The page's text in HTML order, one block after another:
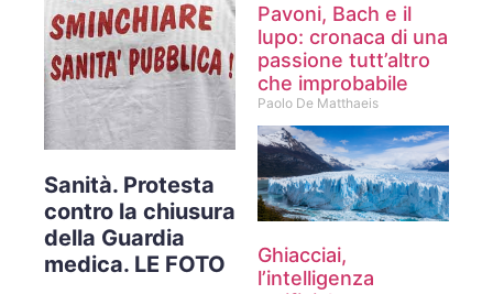
Sanità. Protesta
contro la chiusura
della Guardia
medica. LE FOTO
Pavoni, Bach e il
lupo: cronaca di una
passione tutt’altro
che improbabile
Paolo De Matthaeis
Ghiacciai,
l’intelligenza